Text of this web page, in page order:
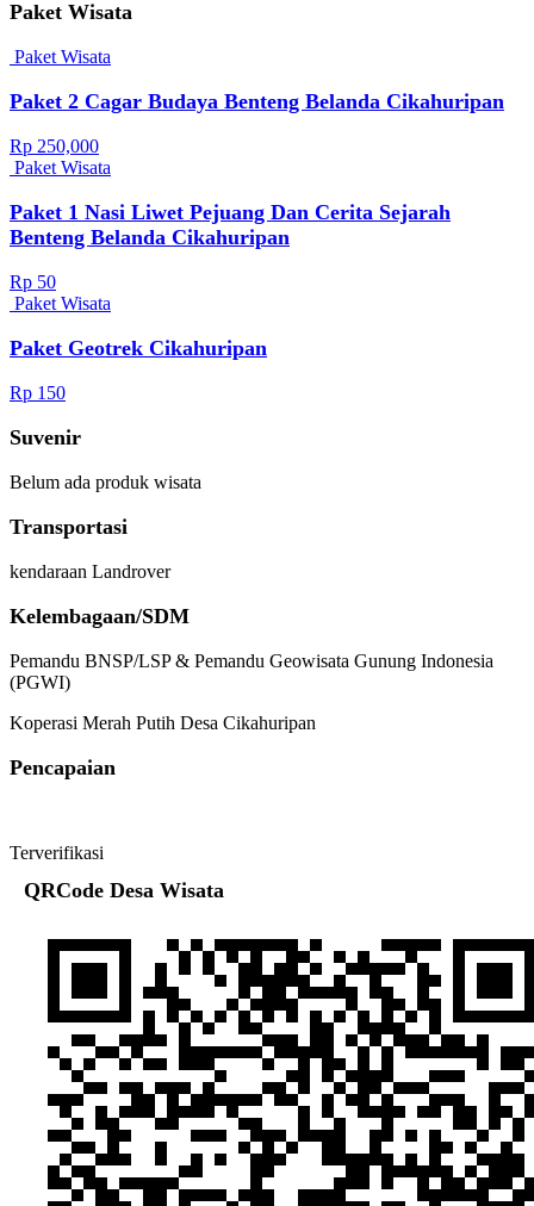
Paket Wisata
Paket Wisata
Paket 2 Cagar Budaya Benteng Belanda Cikahuripan
Rp 250,000
Paket Wisata
Paket 1 Nasi Liwet Pejuang Dan Cerita Sejarah
Benteng Belanda Cikahuripan
Rp 50
Paket Wisata
Paket Geotrek Cikahuripan
Rp 150
Suvenir
Belum ada produk wisata
Transportasi
kendaraan Landrover
Kelembagaan/SDM
Pemandu BNSP/LSP & Pemandu Geowisata Gunung Indonesia
(PGWI)
Koperasi Merah Putih Desa Cikahuripan
Pencapaian
Terverifikasi
QRCode Desa Wisata